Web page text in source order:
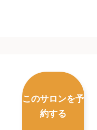
このサロンを予
約する